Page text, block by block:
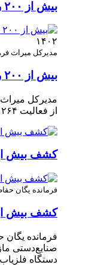
بیش از ۲۰۰ راهنمای گردشگری در مازندران
۱۴۰۲
مدیرکل میراث
بیش از ۲۰۰ راهنمای گردشگری در مازندران
مدیرکل
از فعالیت ۲۶۴ راهنمای گردشگری در مازندران خبر داد.
کشف بیش از ۲۰ شی تاریخی در
فرمانده یگان
کشف بیش از ۲۰ شی تاریخی در
فرمانده
دستگاه